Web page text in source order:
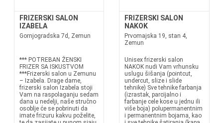
FRIZERSKI SALON
IZABELA
Gornjogradska 7d, Zemun
*** POTREBAN ŽENSKI
FRIZER SA ISKUSTVOM
***Frizerski salon u Zemunu
– Izabela. Drage dame,
frizerski salon Izabela stoji
Vam na raspolaganju sedam
dana u nedelji, naše stručno
osoblje će se pobrinuti da
imate frizuru kakvu poželite,
FRIZERSKI SALON
NAKOK
Prvomajska 19, stan 4,
Zemun
Unisex frizerski salon
NAKOK nudi Vam vrhunsku
uslugu šišanja (pointcut,
undercut, slize i slide
tehnike) Sve tehnike farbanja
(izrastak, parcijalno i
farbanje cele kose u jednu ili
više boja) polupermanentnim
i permanentnim bojama, kao